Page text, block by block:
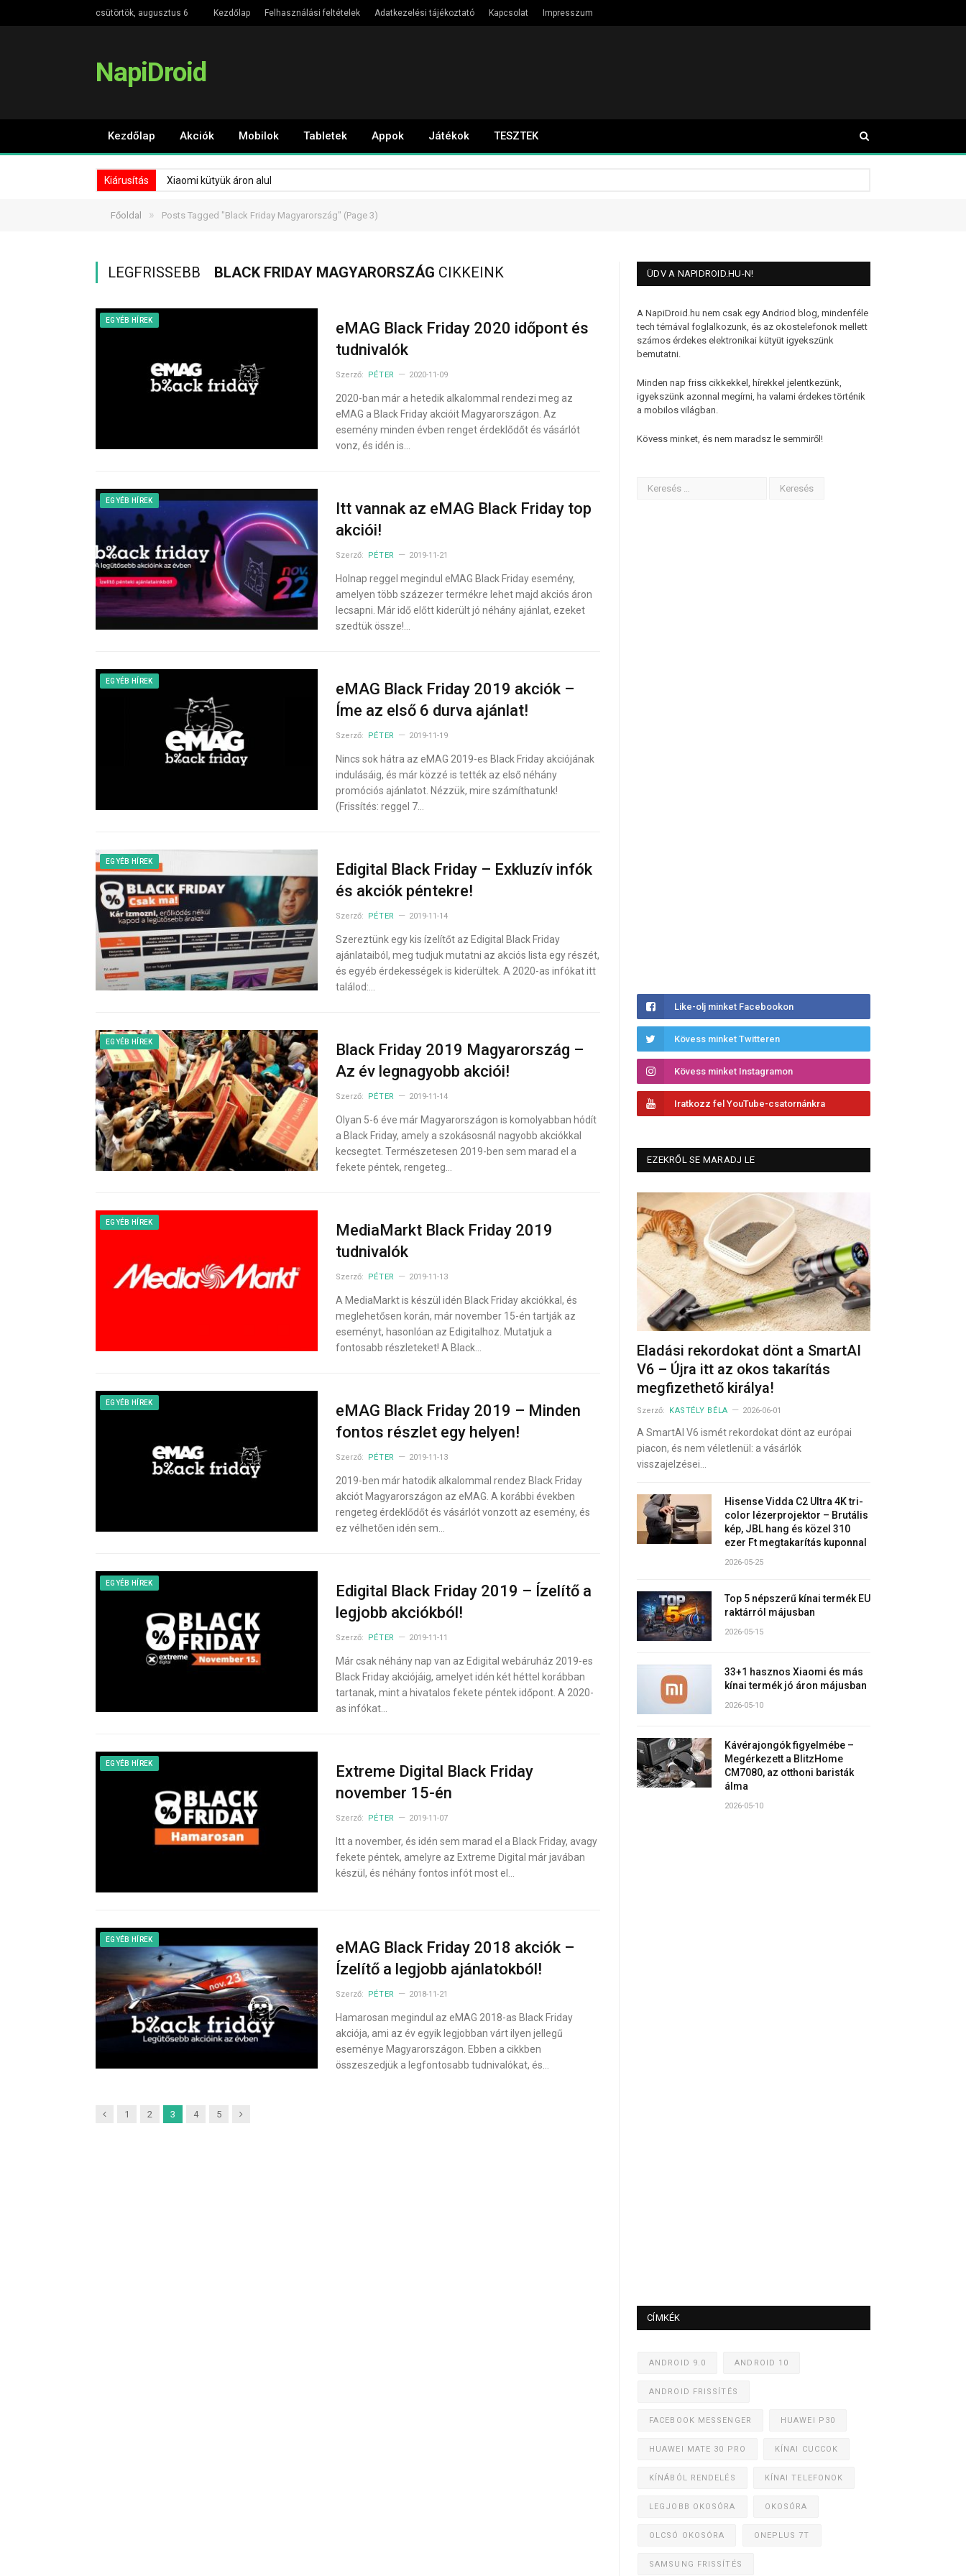
csütörtök, augusztus 6 Kezdőlap Felhasználási feltételek Adatkezelési tájékoztató Kapcsolat Impresszum
NapiDroid
Kezdőlap Akciók Mobilok Tabletek Appok Játékok TESZTEK
Kiárusítás Xiaomi kütyük áron alul
Főoldal » Posts Tagged "Black Friday Magyarország" (Page 3)
LEGFRISSEBB BLACK FRIDAY MAGYARORSZÁG CIKKEINK
EGYÉB HÍREK
eMAG Black Friday 2020 időpont és
tudnivalók
Szerző: PÉTER 2020-11-09
2020-ban már a hetedik alkalommal rendezi meg az
eMAG a Black Friday akcióit Magyarországon. Az
esemény minden évben renget érdeklődőt és vásárlót
vonz, és idén is…
EGYÉB HÍREK
Itt vannak az eMAG Black Friday top
akciói!
Szerző: PÉTER 2019-11-21
Holnap reggel megindul eMAG Black Friday esemény,
amelyen több százezer termékre lehet majd akciós áron
lecsapni. Már idő előtt kiderült jó néhány ajánlat, ezeket
szedtük össze!…
EGYÉB HÍREK
eMAG Black Friday 2019 akciók –
Íme az első 6 durva ajánlat!
Szerző: PÉTER 2019-11-19
Nincs sok hátra az eMAG 2019-es Black Friday akciójának
indulásáig, és már közzé is tették az első néhány
promóciós ajánlatot. Nézzük, mire számíthatunk!
(Frissítés: reggel 7…
EGYÉB HÍREK
Edigital Black Friday – Exkluzív infók
és akciók péntekre!
Szerző: PÉTER 2019-11-14
Szereztünk egy kis ízelítőt az Edigital Black Friday
ajánlataiból, meg tudjuk mutatni az akciós lista egy részét,
és egyéb érdekességek is kiderültek. A 2020-as infókat itt
találod:…
EGYÉB HÍREK
Black Friday 2019 Magyarország –
Az év legnagyobb akciói!
Szerző: PÉTER 2019-11-14
Olyan 5-6 éve már Magyarországon is komolyabban hódít
a Black Friday, amely a szokásosnál nagyobb akciókkal
kecsegtet. Természetesen 2019-ben sem marad el a
fekete péntek, rengeteg…
EGYÉB HÍREK
MediaMarkt Black Friday 2019
tudnivalók
Szerző: PÉTER 2019-11-13
A MediaMarkt is készül idén Black Friday akciókkal, és
meglehetősen korán, már november 15-én tartják az
eseményt, hasonlóan az Edigitalhoz. Mutatjuk a
fontosabb részleteket! A Black…
EGYÉB HÍREK
eMAG Black Friday 2019 – Minden
fontos részlet egy helyen!
Szerző: PÉTER 2019-11-13
2019-ben már hatodik alkalommal rendez Black Friday
akciót Magyarországon az eMAG. A korábbi években
rengeteg érdeklődőt és vásárlót vonzott az esemény, és
ez vélhetően idén sem…
EGYÉB HÍREK
Edigital Black Friday 2019 – Ízelítő a
legjobb akciókból!
Szerző: PÉTER 2019-11-11
Már csak néhány nap van az Edigital webáruház 2019-es
Black Friday akciójáig, amelyet idén két héttel korábban
tartanak, mint a hivatalos fekete péntek időpont. A 2020-
as infókat…
EGYÉB HÍREK
Extreme Digital Black Friday
november 15-én
Szerző: PÉTER 2019-11-07
Itt a november, és idén sem marad el a Black Friday, avagy
fekete péntek, amelyre az Extreme Digital már javában
készül, és néhány fontos infót most el…
EGYÉB HÍREK
eMAG Black Friday 2018 akciók –
Ízelítő a legjobb ajánlatokból!
Szerző: PÉTER 2018-11-21
Hamarosan megindul az eMAG 2018-as Black Friday
akciója, ami az év egyik legjobban várt ilyen jellegű
eseménye Magyarországon. Ebben a cikkben
összeszedjük a legfontosabb tudnivalókat, és…
Previous
1 2 3 4 5 Next
ÜDV A NAPIDROID.HU-N!
A NapiDroid.hu nem csak egy Andriod blog, mindenféle
tech témával foglalkozunk, és az okostelefonok mellett
számos érdekes elektronikai kütyüt igyekszünk
bemutatni.
Minden nap friss cikkekkel, hírekkel jelentkezünk,
igyekszünk azonnal megírni, ha valami érdekes történik
a mobilos világban.
Kövess minket, és nem maradsz le semmiről!
Like-olj minket Facebookon
Kövess minket Twitteren
Kövess minket Instagramon
Iratkozz fel YouTube-csatornánkra
EZEKRŐL SE MARADJ LE
Eladási rekordokat dönt a SmartAI
V6 – Újra itt az okos takarítás
megfizethető királya!
Szerző: KASTÉLY BÉLA 2026-06-01
A SmartAI V6 ismét rekordokat dönt az európai
piacon, és nem véletlenül: a vásárlók
visszajelzései…
Hisense Vidda C2 Ultra 4K tri-
color lézerprojektor – Brutális
kép, JBL hang és közel 310
ezer Ft megtakarítás kuponnal
2026-05-25
Top 5 népszerű kínai termék EU
raktárról májusban
2026-05-15
33+1 hasznos Xiaomi és más
kínai termék jó áron májusban
2026-05-10
Kávérajongók figyelmébe –
Megérkezett a BlitzHome
CM7080, az otthoni baristák
álma
2026-05-10
CÍMKÉK
ANDROID 9.0 ANDROID 10
ANDROID FRISSÍTÉS
FACEBOOK MESSENGER HUAWEI P30
HUAWEI MATE 30 PRO KÍNAI CUCCOK
KÍNÁBÓL RENDELÉS KÍNAI TELEFONOK
LEGJOBB OKOSÓRA OKOSÓRA
OLCSÓ OKOSÓRA ONEPLUS 7T
SAMSUNG FRISSÍTÉS